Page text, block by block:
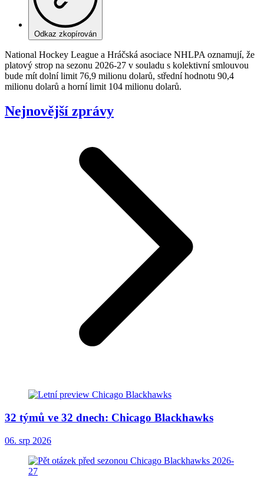
Odkaz zkopírován
National Hockey League a Hráčská asociace NHLPA oznamují, že
platový strop na sezonu 2026-27 v souladu s kolektivní smlouvou
bude mít dolní limit 76,9 milionu dolarů, střední hodnotu 90,4
milionu dolarů a horní limit 104 milionu dolarů.
Nejnovější zprávy
32 týmů ve 32 dnech: Chicago Blackhawks
06. srp 2026